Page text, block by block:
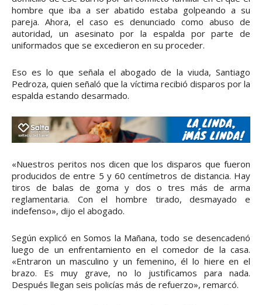
hombre que iba a ser abatido estaba golpeando a su
pareja. Ahora, el caso es denunciado como abuso de
autoridad, un asesinato por la espalda por parte de
uniformados que se excedieron en su proceder.
Eso es lo que señala el abogado de la viuda, Santiago
Pedroza, quien señaló que la víctima recibió disparos por la
espalda estando desarmado.
«Nuestros peritos nos dicen que los disparos que fueron
producidos de entre 5 y 60 centímetros de distancia. Hay
tiros de balas de goma y dos o tres más de arma
reglamentaria. Con el hombre tirado, desmayado e
indefenso», dijo el abogado.
Según explicó en Somos la Mañana, todo se desencadenó
luego de un enfrentamiento en el comedor de la casa.
«Entraron un masculino y un femenino, él lo hiere en el
brazo. Es muy grave, no lo justificamos para nada.
Después llegan seis policías más de refuerzo», remarcó.